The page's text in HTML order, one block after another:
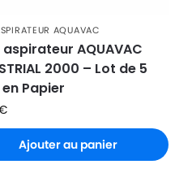
AQUAVAC
aspirateur AQUAVAC
2000 – Lot de 5
Papier
Ajouter au panier